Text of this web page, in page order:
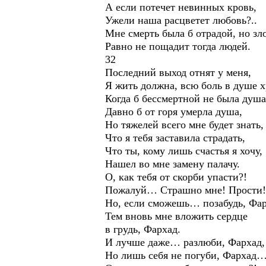
А если потечет невинных кровь,
Ужели наша расцветет любовь?..
Мне смерть была б отрадой, но
Равно не пощадит тогда людей.
32
Последний выход отнят у меня,
Я жить должна, всю боль в душе
Когда б бессмертной не была
Давно б от горя умерла душа,
Но тяжелей всего мне будет знать,
Что я тебя заставила страдать,
Что ты, кому лишь счастья я хочу,
Нашел во мне замену палачу.
О, как тебя от скорби упасти?!
Пожалуй… Страшно мне!
Но, если сможешь… позабудь,
Тем вновь мне вложить сердце
в грудь, Фархад.
И лучше даже… разлюби, Фархад,
Но лишь себя не погуби,